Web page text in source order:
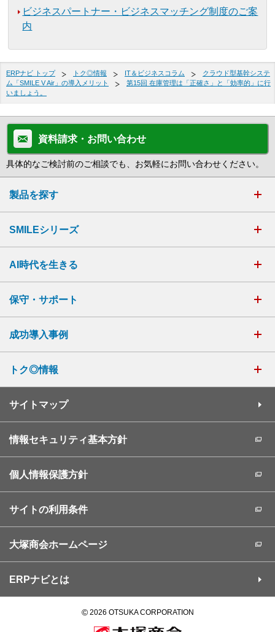
ビジネスパートナー・ビジネスマッチング制度のご案
内
ERPナビ トップ トク◎情報 IT＆ビジネスコラム
クラウド型基幹システ
ム「SMILE V Air」の導入メリット
第15回 在庫管理は「正確さ」と「効率的」に行
いましょう。
資料請求・お問い合わせ
具体的なご検討前のご相談でも、お気軽にお問い合わせください。
製品を探す
SMILEシリーズ
AI時代を生きる
保守・サポート
成功導入事例
トク◎情報
サイトマップ
情報セキュリティ基本方針
個人情報保護方針
サイトの利用条件
大塚商会ホームページ
ERPナビとは
©2026 OTSUKA CORPORATION